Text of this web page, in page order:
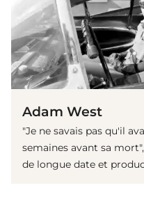
Adam West
"Je ne savais pas qu'il
semaines avant sa
de longue date et